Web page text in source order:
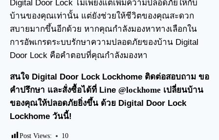
Digital Door Lock ไม่เพียงแต่เพิ่มความปลอดภัยให้กับ
บ้านของคุณเท่านั้น แต่ยังช่วยให้ชีวิตของคุณสะดวก
สบายมากขึ้นอีกด้วย หากคุณกำลังมองหาทางเลือกใน
การอัพเกรดระบบรักษาความปลอดภัยของบ้าน Digital
Door Lock คือคำตอบที่คุณกำลังมองหา
สนใจ Digital Door Lock Lockhome ติดต่อสอบถาม ขอ
คำปรึกษา และสั่งซื้อได้ที่ Line @lockhome เปลี่ยนบ้าน
ของคุณให้ปลอดภัยยิ่งขึ้น ด้วย Digital Door Lock
Lockhome วันนี้!
Post Views: 10